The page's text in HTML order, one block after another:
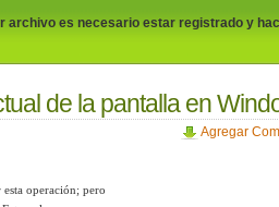
archivo es necesario estar registrado y
de la pantalla en
Agregar
operación; pero